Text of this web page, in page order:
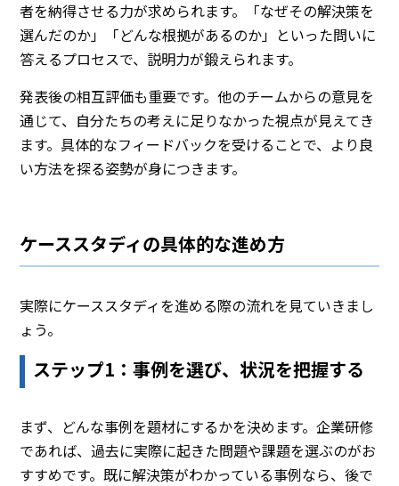
者を納得させる力が求められます。「なぜその解決策を
選んだのか」「どんな根拠があるのか」といった問いに
答えるプロセスで、説明力が鍛えられます。
発表後の相互評価も重要です。他のチームからの意見を
通じて、自分たちの考えに足りなかった視点が見えてき
ます。具体的なフィードバックを受けることで、より良
い方法を探る姿勢が身につきます。
ケーススタディの具体的な進め方
実際にケーススタディを進める際の流れを見ていきまし
ょう。
ステップ1：事例を選び、状況を把握する
まず、どんな事例を題材にするかを決めます。企業研修
であれば、過去に実際に起きた問題や課題を選ぶのがお
すすめです。既に解決策がわかっている事例なら、後で